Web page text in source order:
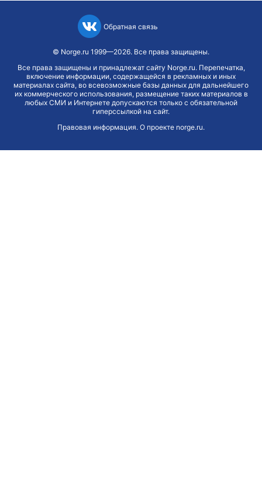
Обратная связь
© Norge.ru 1999—2026. Все права защищены.
Все права защищены и принадлежат сайту Norge.ru. Перепечатка,
включение информации, содержащейся в рекламных и иных
материалах сайта, во всевозможные базы данных для дальнейшего
их коммерческого использования, размещение таких материалов в
любых СМИ и Интернете допускаются только с обязательной
гиперссылкой на сайт.
Правовая информация. О проекте norge.ru.